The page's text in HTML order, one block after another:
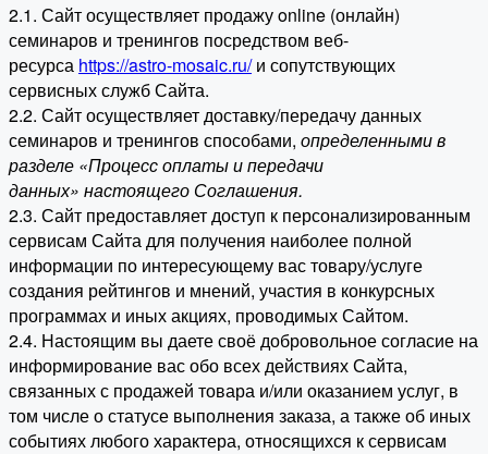
2.1. Сайт осуществляет продажу online (онлайн)
семинаров и тренингов посредством веб-
ресурса https://astro-mosaic.ru/и сопутствующих
сервисных служб Сайта.
2.2. Сайт осуществляет доставку/передачу данных
семинаров и тренингов способами, определенными в
разделе «Процесс оплаты и передачи
данных» настоящего Соглашения.
2.3. Сайт предоставляет доступ к персонализированным
сервисам Сайта для получения наиболее полной
информации по интересующему вас товару/услуге
создания рейтингов и мнений, участия в конкурсных
программах и иных акциях, проводимых Сайтом.
2.4. Настоящим вы даете своё добровольное согласие на
информирование вас обо всех действиях Сайта,
связанных с продажей товара и/или оказанием услуг, в
том числе о статусе выполнения заказа, а также об иных
событиях любого характера, относящихся к сервисам